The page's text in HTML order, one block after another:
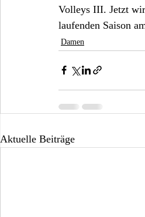
Volleys III. Jetzt
laufenden Saison
Damen
Aktuelle Beiträge